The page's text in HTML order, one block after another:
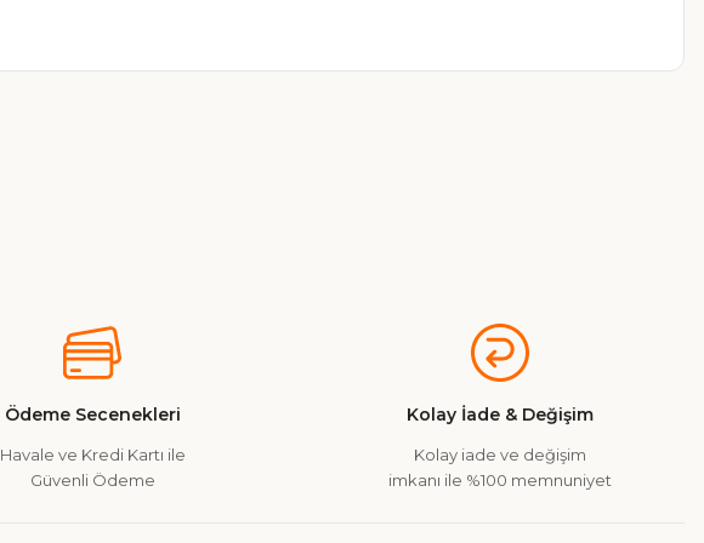
Ödeme Secenekleri
Havale ve Kredi Kartı ile
Güvenli Ödeme
Kolay İade & Değişim
Kolay iade ve değişim
imkanı ile %100 memnuniyet